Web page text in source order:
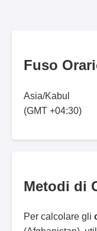
Fuso
Asia/Kabul
(GMT +04:30)
Metodi di
Per calcolare gli